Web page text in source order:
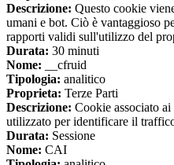
Descrizione: Questo cookie
umani e bot. Ciò è vantaggioso
rapporti validi sull'utilizzo del
Durata: 30 minuti
Nome: __cfruid
Tipologia: analitico
Proprieta: Terze Parti
Descrizione: Cookie associato
utilizzato per identificare il
Durata: Sessione
Nome: CAI